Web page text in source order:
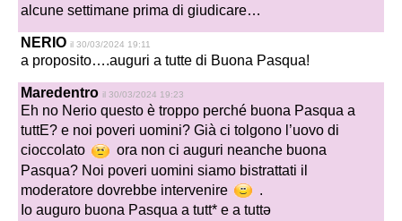
alcune settimane prima di giudicare…
NERIO il 30/03/2024 19:11
a proposito….auguri a tutte di Buona Pasqua!
Maredentro il 30/03/2024 19:23
Eh no Nerio questo è troppo perché buona Pasqua a
tuttE? e noi poveri uomini? Già ci tolgono l’uovo di
cioccolato
ora non ci auguri neanche buona
Pasqua? Noi poveri uomini siamo bistrattati il
moderatore dovrebbe intervenire
.
Io auguro buona Pasqua a tutt* e a tuttə